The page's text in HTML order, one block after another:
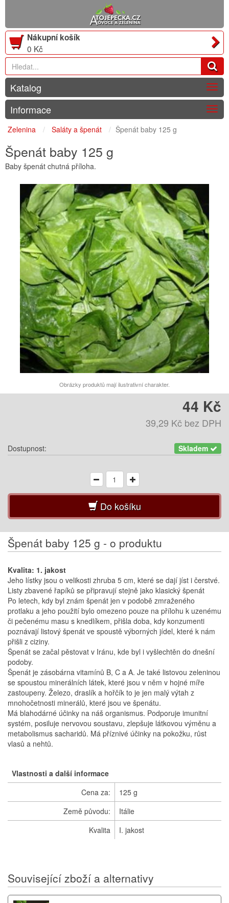
Nákupní košík
0 Kč
Katalog
Informace
Zelenina Saláty a špenát Špenát baby 125 g
Špenát baby 125 g
Baby špenát chutná příloha.
Obrázky produktů mají ilustrativní charakter.
44 Kč
39,29 Kč bez DPH
Dostupnost: Skladem
Do košíku
Špenát baby 125 g - o produktu
Kvalita: 1. jakost
Jeho lístky jsou o velikosti zhruba 5 cm, které se dají jíst i čerstvé.
Listy zbavené řapíků se připravují stejně jako klasický špenát
Po letech, kdy byl znám špenát jen v podobě zmraženého
protlaku a jeho použití bylo omezeno pouze na přílohu k uzenému
či pečenému masu s knedlíkem, přišla doba, kdy konzumenti
poznávají listový špenát ve spoustě výborných jídel, které k nám
přišli z ciziny.
Špenát se začal pěstovat v Iránu, kde byl i vyšlechtěn do dnešní
podoby.
Špenát je zásobárna vitamínů B, C a A. Je také listovou zeleninou
se spoustou minerálních látek, které jsou v něm v hojné míře
zastoupeny. Železo, draslík a hořčík to je jen malý výtah z
mnohočetnosti minerálů, které jsou ve špenátu.
Má blahodárné účinky na náš organismus. Podporuje imunitní
systém, posiluje nervovou soustavu, zlepšuje látkovou výměnu a
metabolismus sacharidů. Má příznivé účinky na pokožku, růst
vlasů a nehtů.
Vlastnosti a další informace
Cena za:
125 g
Země původu:
Itálie
Kvalita
I. jakost
Související zboží a alternativy